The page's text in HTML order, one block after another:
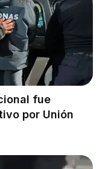
fue
por Unión